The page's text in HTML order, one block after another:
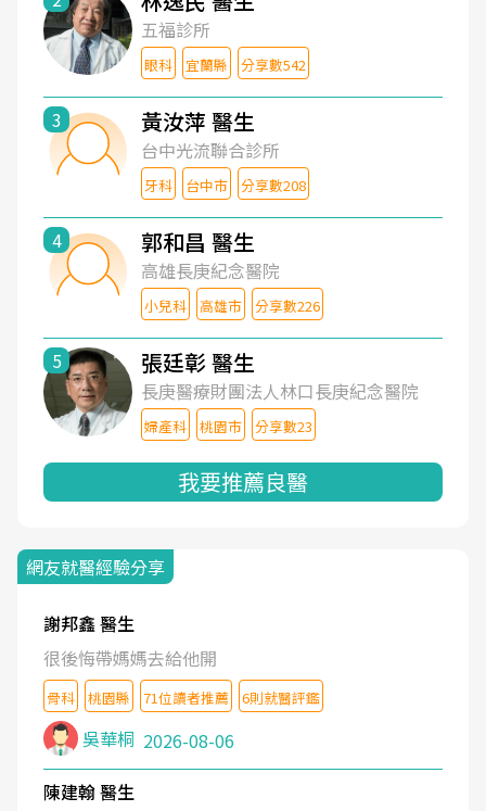
五福診所
眼科 宜蘭縣 分享數542
3 黃汝萍 醫生
台中光流聯合診所
牙科 台中市 分享數208
4 郭和昌 醫生
高雄長庚紀念醫院
小兒科 高雄市 分享數226
5 張廷彰 醫生
長庚醫療財團法人林口長庚紀念醫院
婦產科 桃園市 分享數23
我要推薦良醫
網友就醫經驗分享
謝邦鑫 醫生
很後悔帶媽媽去給他開
骨科 桃園縣 71位讀者推薦 6則就醫評鑑
吳華桐 2026-08-06
陳建翰 醫生